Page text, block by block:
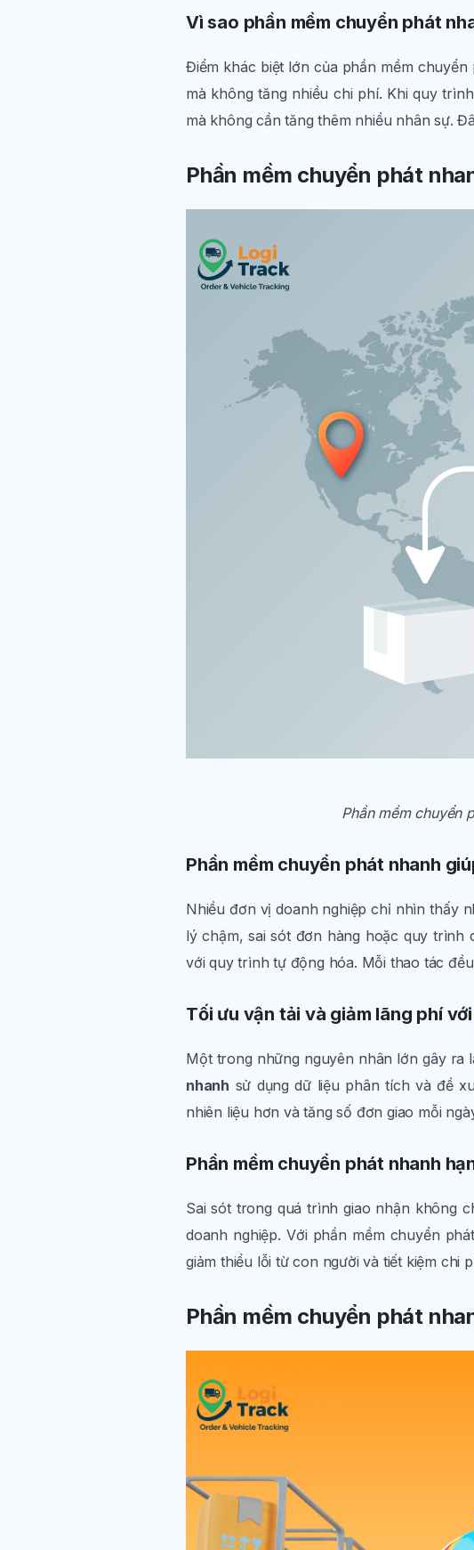
Vì sao phần mềm chuyển phát
Điểm khác biệt lớn của phần mềm
mà không tăng nhiều chi phí. Khi quy
mà không cần tăng thêm nhiều nhân sự.
Phần mềm chuyển phát
Phần mềm chuyển
Phần mềm chuyển phát nhanh
Nhiều đơn vị doanh nghiệp chỉ nhìn thấy
lý chậm, sai sót đơn hàng hoặc quy trình
với quy trình tự động hóa. Mỗi thao tác
Tối ưu vận tải và giảm lãng phí với
Một trong những nguyên nhân lớn gây ra
nhanh sử dụng dữ liệu phân tích và đề
nhiên liệu hơn và tăng số đơn giao mỗi
Phần mềm chuyển phát nhanh
Sai sót trong quá trình giao nhận không
doanh nghiệp. Với phần mềm chuyển
giảm thiểu lỗi từ con người và tiết kiệm chi
Phần mềm chuyển phát